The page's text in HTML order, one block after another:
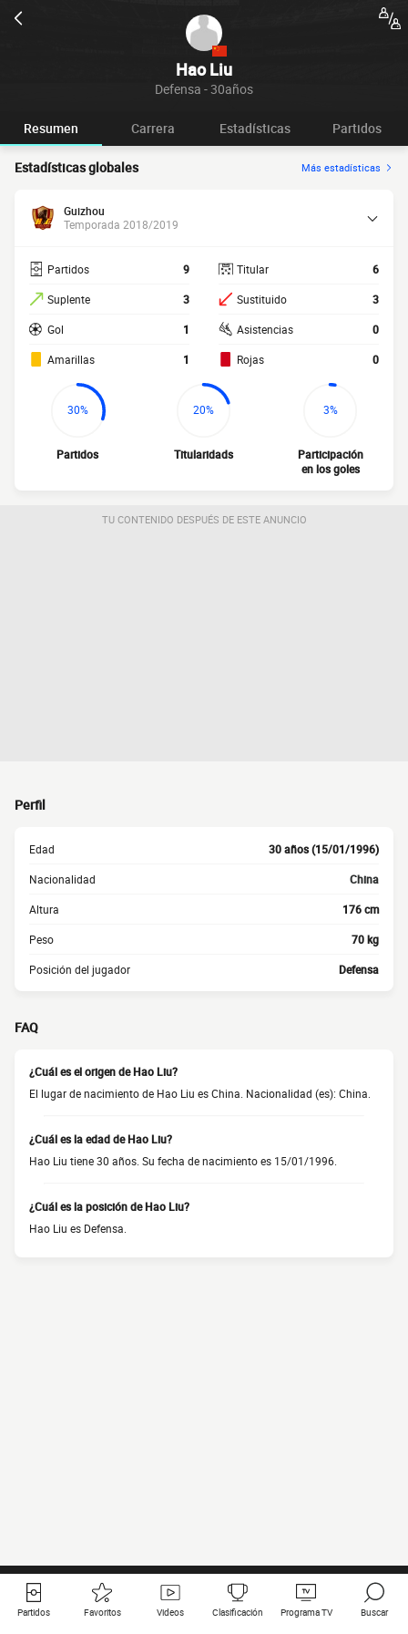
Hao Liu
Defensa - 30años
Resumen Carrera Estadísticas Partidos
Estadísticas globales Más estadísticas
Guizhou
Temporada 2018/2019
Partidos 9
Suplente 3
Gol 1
Amarillas 1
Titular 6
Sustituido 3
Asistencias 0
Rojas 0
30%
Partidos
20%
Titularidads
3%
Participación
en los goles
TU CONTENIDO DESPUÉS DE ESTE ANUNCIO
Perfil
Edad 30 años (15/01/1996)
Nacionalidad China
Altura 176 cm
Peso 70 kg
Posición del jugador Defensa
FAQ
¿Cuál es el origen de Hao Liu?
El lugar de nacimiento de Hao Liu es China. Nacionalidad (es): China.
¿Cuál es la edad de Hao Liu?
Hao Liu tiene 30 años. Su fecha de nacimiento es 15/01/1996.
¿Cuál es la posición de Hao Liu?
Hao Liu es Defensa.
Partidos Favoritos Videos Clasificación Programa TV Buscar